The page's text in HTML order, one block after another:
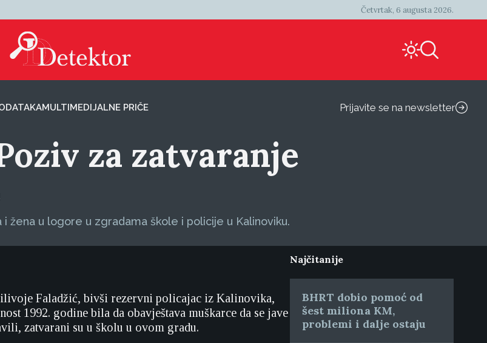
Četvrtak, 6 augusta 2026.
MULTIMEDIJALNE PRIČE Prijavite se na newsletter
za zatvaranje
žena u logore u zgradama škole i policije u Kalinoviku.
Faladžić, bivši rezervni policajac iz Kalinovika,
1992. godine bila da obavještava muškarce da se jave
zatvarani su u školu u ovom gradu.
Najčitanije
BHRT dobio pomoć od
šest miliona KM,
problemi i dalje ostaju